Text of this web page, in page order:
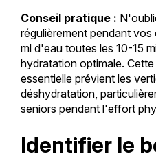
Conseil pratique :
régulièrement pendant
ml d'eau toutes les 10-15
hydratation optimale.
essentielle prévient les
déshydratation,
seniors pendant l'effort
Identifier le